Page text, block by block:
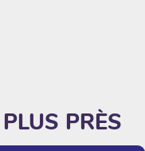
PRÈS